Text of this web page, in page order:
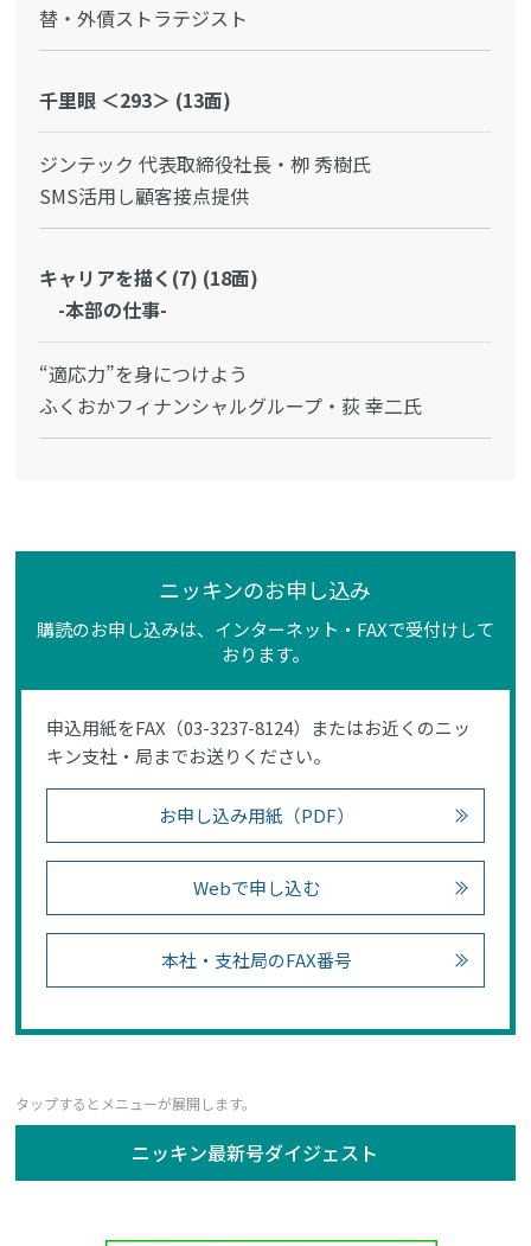
替・外債ストラテジスト
千里眼 ＜293＞ (13面)
ジンテック 代表取締役社長・栁 秀樹氏
SMS活用し顧客接点提供
キャリアを描く(7) (18面)
-本部の仕事-
“適応力”を身につけよう
ふくおかフィナンシャルグループ・荻 幸二氏
ニッキンのお申し込み
購読のお申し込みは、インターネット・FAXで受付けして
おります。
申込用紙をFAX（03-3237-8124）またはお近くのニッ
キン支社・局までお送りください。
お申し込み用紙（PDF）
Webで申し込む
本社・支社局のFAX番号
ニッキン最新号ダイジェスト